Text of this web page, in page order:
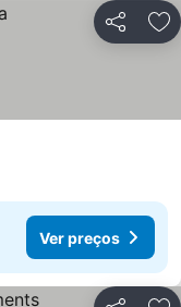
Partilhar
Ver preços